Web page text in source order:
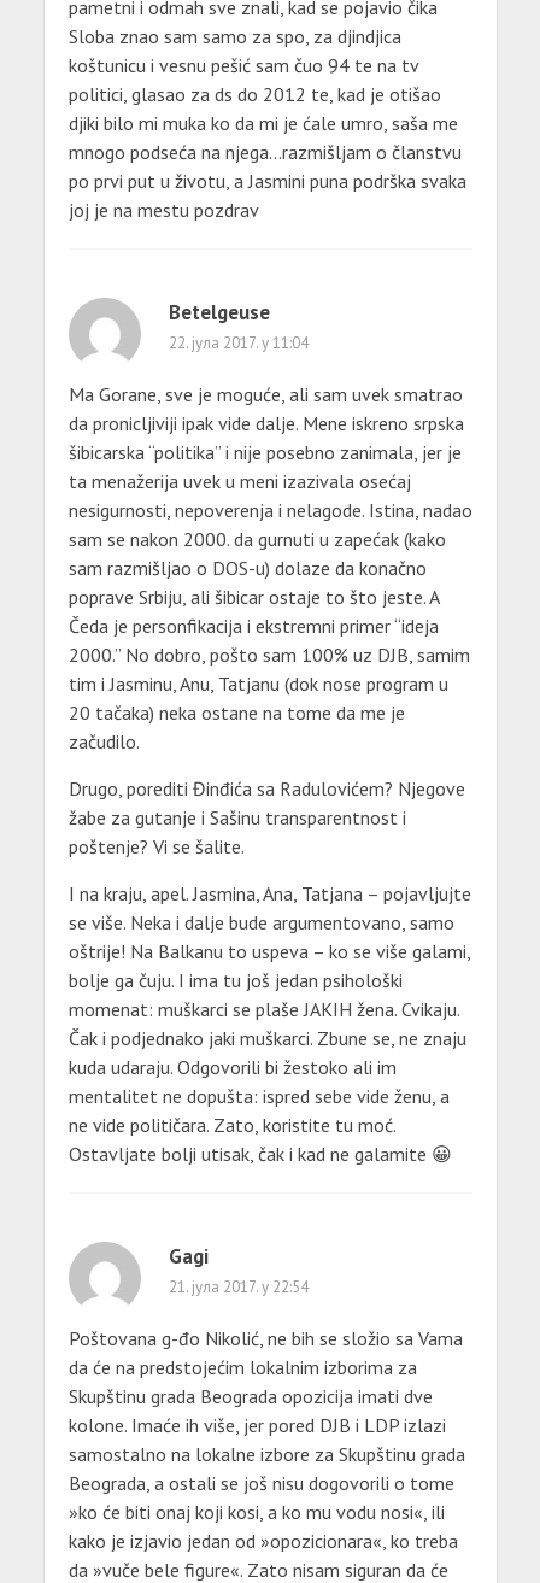
pametni i odmah sve znali, kad se pojavio čika
Sloba znao sam samo za spo, za djindjica
koštunicu i vesnu pešić sam čuo 94 te na tv
politici, glasao za ds do 2012 te, kad je otišao
djiki bilo mi muka ko da mi je ćale umro, saša me
mnogo podseća na njega…razmišljam o članstvu
po prvi put u životu, a Jasmini puna podrška svaka
joj je na mestu pozdrav
Betelgeuse
22. јула 2017. у 11:04
Ma Gorane, sve je moguće, ali sam uvek smatrao
da pronicljiviji ipak vide dalje. Mene iskreno srpska
šibicarska “politika” i nije posebno zanimala, jer je
ta menažerija uvek u meni izazivala osećaj
nesigurnosti, nepoverenja i nelagode. Istina, nadao
sam se nakon 2000. da gurnuti u zapećak (kako
sam razmišljao o DOS-u) dolaze da konačno
poprave Srbiju, ali šibicar ostaje to što jeste. A
Čeda je personfikacija i ekstremni primer “ideja
2000.” No dobro, pošto sam 100% uz DJB, samim
tim i Jasminu, Anu, Tatjanu (dok nose program u
20 tačaka) neka ostane na tome da me je
začudilo.
Drugo, porediti Đinđića sa Radulovićem? Njegove
žabe za gutanje i Sašinu transparentnost i
poštenje? Vi se šalite.
I na kraju, apel. Jasmina, Ana, Tatjana – pojavljujte
se više. Neka i dalje bude argumentovano, samo
oštrije! Na Balkanu to uspeva – ko se više galami,
bolje ga čuju. I ima tu još jedan psihološki
momenat: muškarci se plaše JAKIH žena. Cvikaju.
Čak i podjednako jaki muškarci. Zbune se, ne znaju
kuda udaraju. Odgovorili bi žestoko ali im
mentalitet ne dopušta: ispred sebe vide ženu, a
ne vide političara. Zato, koristite tu moć.
Ostavljate bolji utisak, čak i kad ne galamite 😀
Gagi
21. јула 2017. у 22:54
Poštovana g-đo Nikolić, ne bih se složio sa Vama
da će na predstojećim lokalnim izborima za
Skupštinu grada Beograda opozicija imati dve
kolone. Imaće ih više, jer pored DJB i LDP izlazi
samostalno na lokalne izbore za Skupštinu grada
Beograda, a ostali se još nisu dogovorili o tome
»ko će biti onaj koji kosi, a ko mu vodu nosi«, ili
kako je izjavio jedan od »opozicionara«, ko treba
da »vuče bele figure«. Zato nisam siguran da će